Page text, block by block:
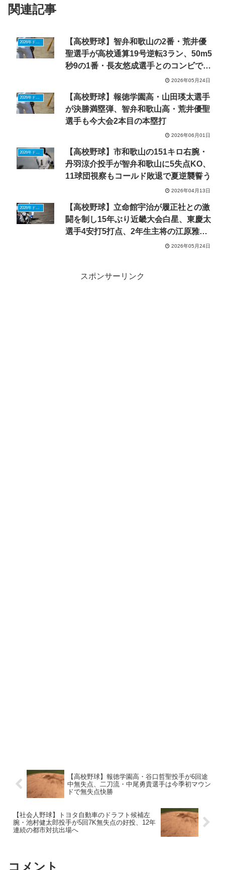
関連記事
2026年ドラフトニュース
【高校野球】智弁和歌山の2番・荒井優
聖選手が高校通算19号逆転3ラン、50m5
秒9の1番・長友悠成選手とのコンビで勝
2026年05月24日
【高校野球】報徳学園高・山田瑛太選手
が決勝満塁弾、智弁和歌山高・荒井優聖
選手も今大会2本目の本塁打
2026年06月01日
2026年ドラフトニュース
【高校野球】市和歌山の151キロ右腕・
丹羽涼介投手が智弁和歌山に5失点KO、
11球団視察もコールド敗退で夏逆襲誓う
2026年04月13日
2026年ドラフトニュース
【高校野球】立命館宇治が履正社との激
闘を制し15年ぶり近畿大会白星、東慶太
選手4安打5打点、2年生主将の江原雅登
2026年05月24日
スポンサーリンク
【高校野球】報徳学園高・谷口哲聖投手が6回途
中無失点、二刀流・中尾勇貴選手は今季初マウン
ドで無失点快勝
【社会人野球】トヨタ自動車のドラフト候補左
腕・池村健太郎投手が5回7K無失点の好投、12年
連続の都市対抗出場へ
コメント